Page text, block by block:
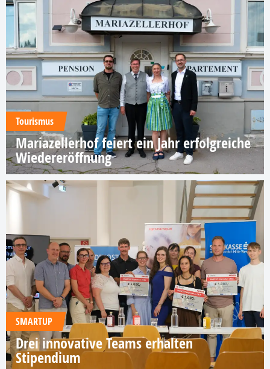
Tourismus
Mariazellerhof feiert ein Jahr erfolgreiche
Wiedereröffnung
SMARTUP
Drei innovative Teams erhalten
Stipendium